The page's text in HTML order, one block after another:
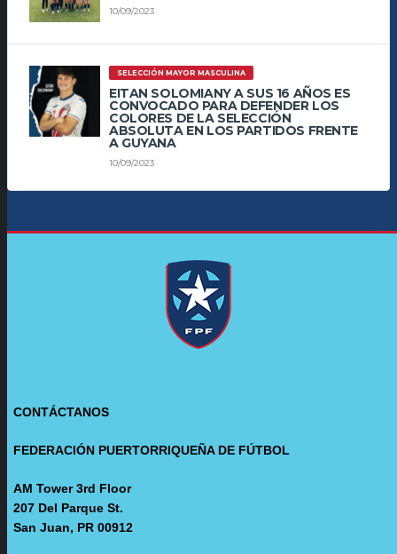
10/09/2023
SELECCIÓN MAYOR MASCULINA
EITAN SOLOMIANY A SUS 16 AÑOS ES
CONVOCADO PARA DEFENDER LOS
COLORES DE LA SELECCIÓN
ABSOLUTA EN LOS PARTIDOS FRENTE
A GUYANA
10/09/2023
CONTÁCTANOS
FEDERACIÓN PUERTORRIQUEÑA DE FÚTBOL
AM Tower 3rd Floor
207 Del Parque St.
San Juan, PR 00912